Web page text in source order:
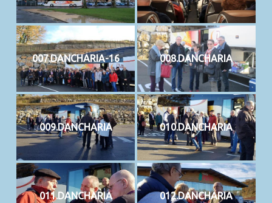
007.DANCHARIA-16 008.DANCHARIA
009.DANCHARIA 010.DANCHARIA
011.DANCHARIA 012.DANCHARIA